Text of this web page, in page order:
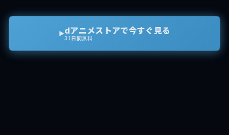
▶dアニメストアで今すぐ見る
31日間無料